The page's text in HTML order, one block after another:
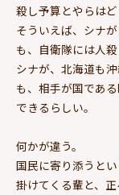
殺し予算とやらは
そういえば、シナ
も、自衛隊には人
シナが、北海道も
も、相手が国であ
できるらしい。
何かが違う。
国民に寄り添うと
掛けてくる輩と、